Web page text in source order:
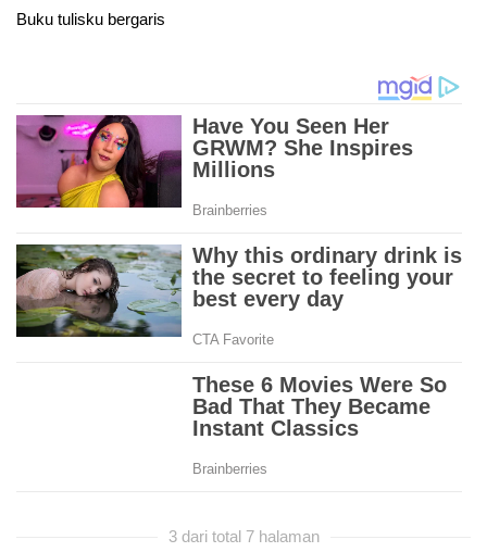
Buku tulisku bergaris
3 dari total 7 halaman